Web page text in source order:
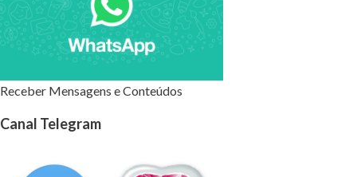
Receber Mensagens e Conteúdos
Canal Telegram